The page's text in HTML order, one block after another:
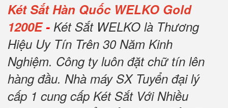
Két Sắt Hàn Quốc WELKO Gold
1200E- Két Sắt WELKO là Thương
Hiệu Uy Tín Trên 30 Năm Kinh
Nghiệm. Công ty luôn đặt chữ tín lên
hàng đầu. Nhà máy SX Tuyển đại lý
cấp 1 cung cấp Két Sắt Với Nhiều